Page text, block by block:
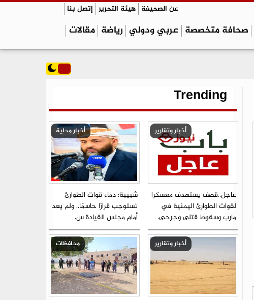
عن الصحيفة هيئة التحرير إتصل بنا
صحافة متخصصة عربي ودولي رياضة مقالات
Trending
أخبار وتقارير
عاجل..قصف يستهدف معسكرا
لقوات الطوارئ اليمنية في
مارب وسقوط قتلى وجرحى.
أخبار محلية
شبيبة: دماء قوات الطوارئ
تستوجب قرارًا حاسمًا.. ولم يعد
أمام مجلس القيادة س.
أخبار وتقارير محافظات